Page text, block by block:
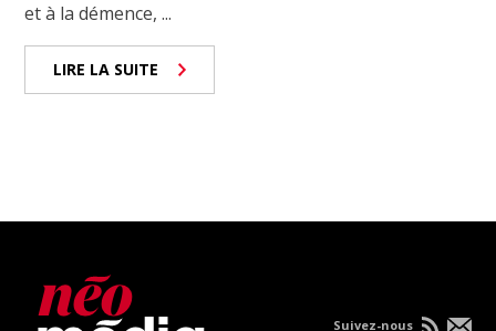
et à la démence, ...
LIRE LA SUITE
Suivez-nous